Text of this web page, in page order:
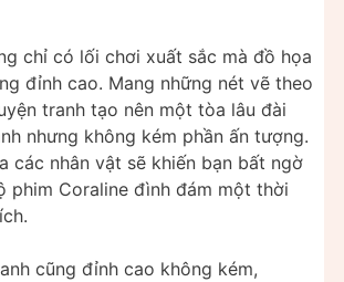
chỉ có lối chơi xuất sắc mà đồ họa
đỉnh cao. Mang những nét vẽ theo
tranh tạo nên một tòa lâu đài
nhưng không kém phần ấn tượng.
các nhân vật sẽ khiến bạn bất ngờ
phim Coraline đình đám một thời
cũng đỉnh cao không kém,